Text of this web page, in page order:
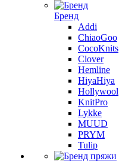
Бренд
Addi
ChiaoGoo
CocoKnits
Clover
Hemline
HiyaHiya
Hollywool
KnitPro
Lykke
MUUD
PRYM
Tulip